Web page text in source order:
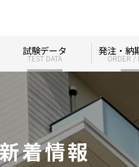
試験データ
TEST DATA
発注・納
ORDER /
新着情報